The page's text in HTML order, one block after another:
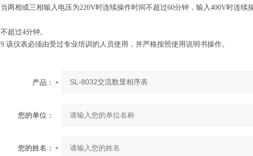
当两相或三相输入电压为220V时连续操作时间不超过60分钟，输入400V时连续
不超过4分钟。
9.该仪表必须由受过专业培训的人员使用，并严格按照使用说明书操作。
产品：
您的单位：
您的姓名：